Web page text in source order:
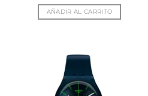
AÑADIR AL CARRITO